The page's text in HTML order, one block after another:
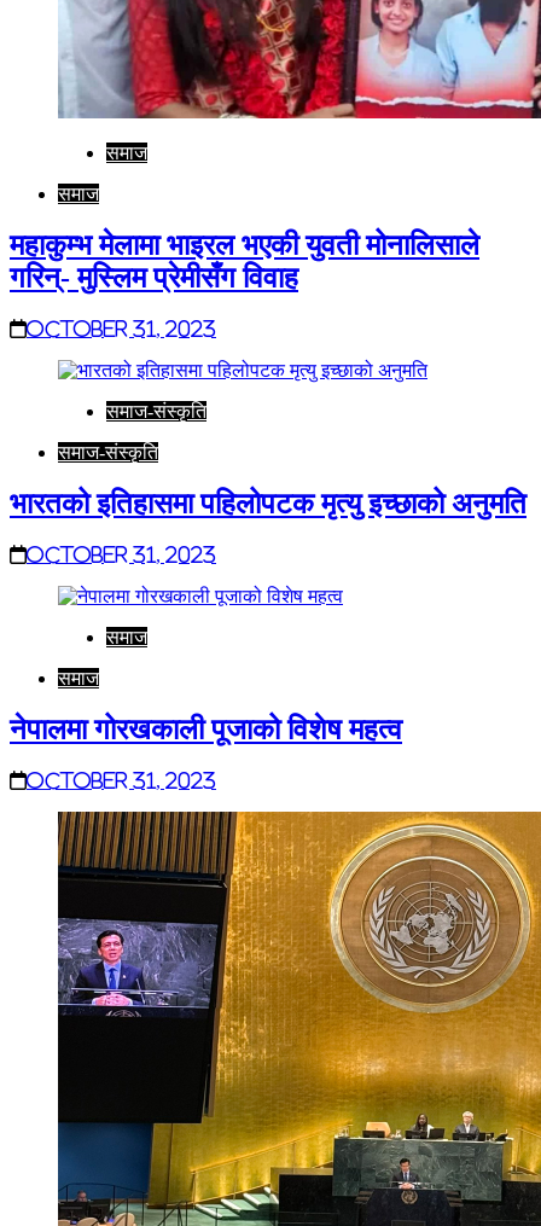
समाज
समाज
महाकुम्भ मेलामा भाइरल भएकी युवती मोनालिसाले
गरिन्- मुस्लिम प्रेमीसँग विवाह
October 31, 2023
समाज-संस्कृति
समाज-संस्कृति
भारतको इतिहासमा पहिलोपटक मृत्यु इच्छाको अनुमति
October 31, 2023
समाज
समाज
नेपालमा गोरखकाली पूजाको विशेष महत्व
October 31, 2023